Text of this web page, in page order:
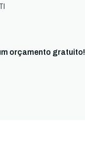
orçamento gratuito!